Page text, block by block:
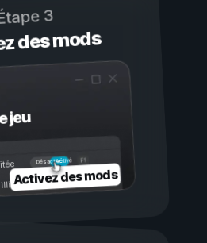
3
des mods
jeu
Activé
Désactivé
illimitée
Activez des mods